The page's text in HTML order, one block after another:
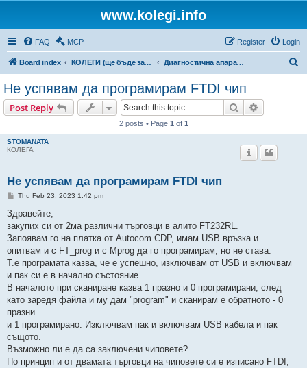
www.kolegi.info
FAQ MCP Login
Register
Board index КОЛЕГИ (ще бъде за затворен кръг от потребители) Диагностична апаратура
Не успявам да програмирам FTDI чип
Post Reply Search
2 posts • Page 1 of 1
STOMANATA
КОЛЕГА
Не успявам да програмирам FTDI чип
P
s
t
Thu Feb 23, 2023 1:42 pm
Здравейте,
закупих си от 2ма различни търговци в алито FT232RL.
Запоявам го на платка от Autocom CDP, имам USB връзка и
опитвам и с FT_prog и с Mprog да го програмирам, но не става.
Т.е програмата казва, че е успешно, изключвам от USB и включвам
и пак си е в начално състояние.
В началото при сканиране казва 1 празно и 0 програмирани, след
като заредя файла и му дам "program" и сканирам е обратното - 0
празни
и 1 програмирано. Изключвам пак и включвам USB кабела и пак
същото.
Възможно ли е да са заключени чиповете?
По принцип и от двамата търговци на чиповете си е изписано FTDI,